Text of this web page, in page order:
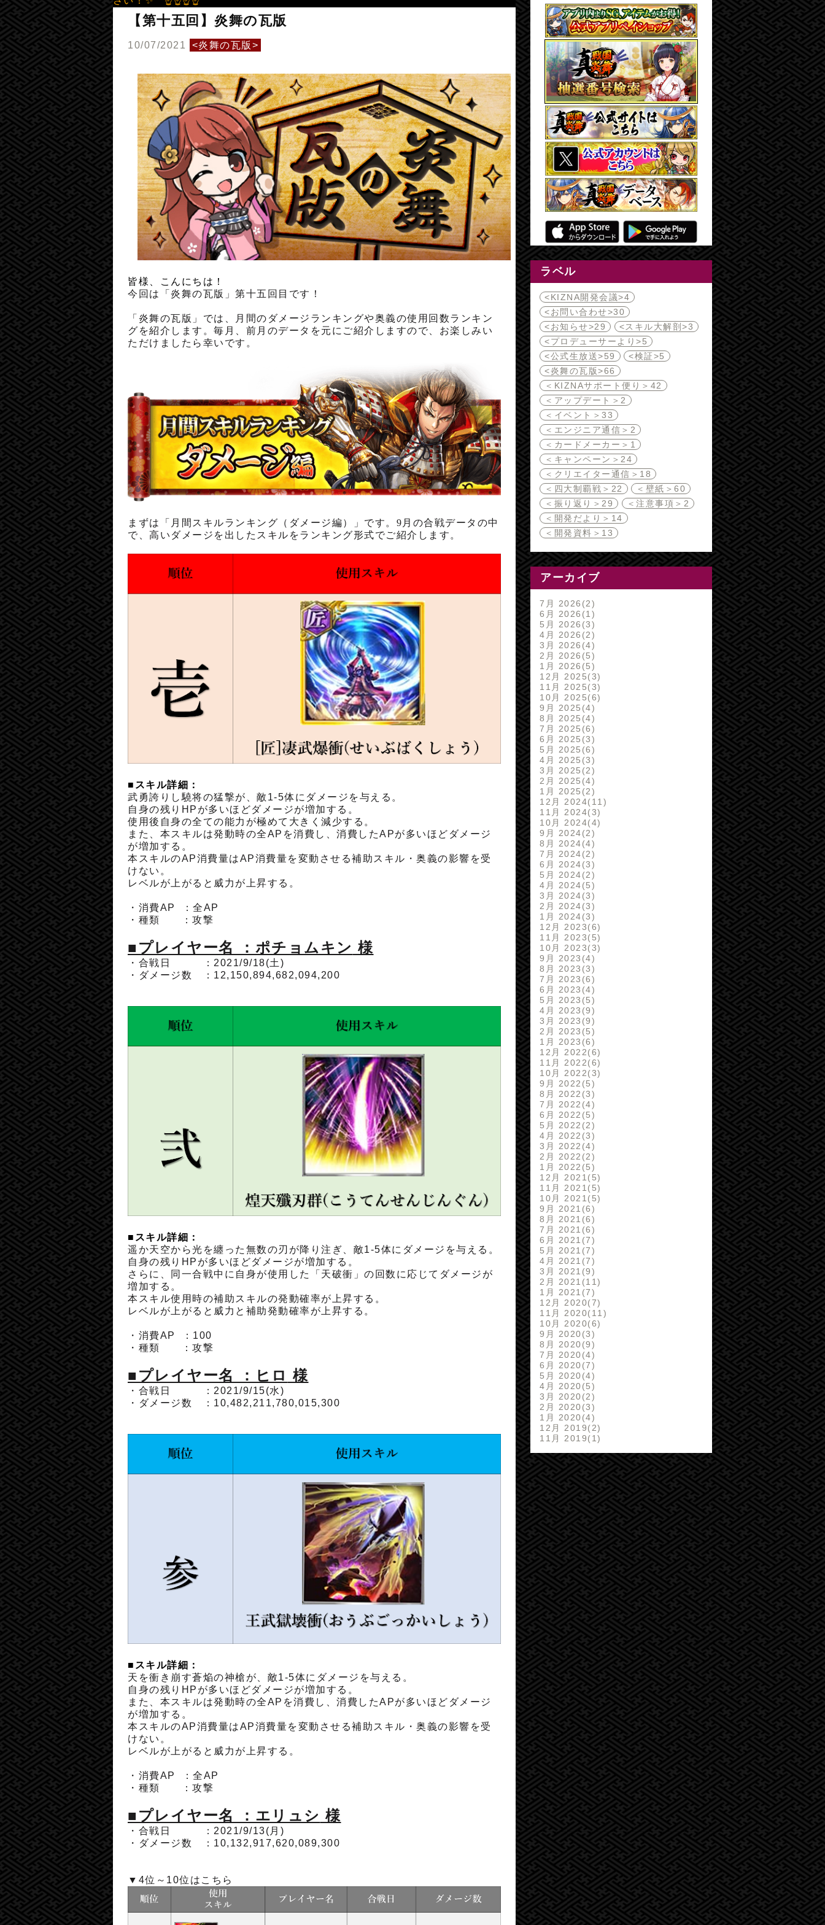
【第十五回】炎舞の瓦版
10/07/2021 <炎舞の瓦版>
皆様、こんにちは！
今回は「炎舞の瓦版」第十五回目です！
「炎舞の瓦版」では、月間のダメージランキングや奥義の使用回数ランキン
グを紹介します。 毎月、前月のデータを元にご紹介しますので、お楽しみい
ただけましたら幸いです。
まずは「月間スキルランキング（ダメージ編）」です。9月の合戦データの中
で、高いダメージを出したスキルをランキング形式でご紹介します。
■スキル詳細：
武勇誇りし驍将の猛撃が、敵1-5体にダメージを与える。
自身の残りHPが多いほどダメージが増加する。
使用後自身の全ての能力が極めて大きく減少する。
また、本スキルは発動時の全APを消費し、消費したAPが多いほどダメージ
が増加する。
本スキルのAP消費量はAP消費量を変動させる補助スキル・奥義の影響を受
けない。
レベルが上がると威力が上昇する。
・消費AP ： 全AP
・種類 ：攻撃
■プレイヤー名 ：ポチョムキン 様
・合戦日 ：2021/9/18(土)
・ダメージ数 ： 12,150,894,682,094,200
■スキル詳細：
遥か天空から光を纏った無数の刃が降り注ぎ、敵1-5体にダメージを与える。
自身の残りHPが多いほどダメージが増加する。
さらに、同一合戦中に自身が使用した「天破衝」の回数に応じてダメージが
増加する。
本スキル使用時の補助スキルの発動確率が上昇する。
レベルが上がると威力と補助発動確率が上昇する。
・消費AP ： 100
・種類 ：攻撃
■プレイヤー名 ：ヒロ 様
・合戦日 ：2021/9/15(水)
・ダメージ数 ： 10,482,211,780,015,300
■スキル詳細：
天を衝き崩す蒼焔の神槍が、敵1-5体にダメージを与える。
自身の残りHPが多いほどダメージが増加する。
また、本スキルは発動時の全APを消費し、消費したAPが多いほどダメージ
が増加する。
本スキルのAP消費量はAP消費量を変動させる補助スキル・奥義の影響を受
けない。
レベルが上がると威力が上昇する。
・消費AP ： 全AP
・種類 ： 攻撃
■プレイヤー名 ：エリュシ 様
・合戦日 ：2021/9/13(月)
・ダメージ数 ： 10,132,917,620,089,300
▼4位～10位はこちら
ラベル
<KIZNA開発会議>4
<お問い合わせ>30
<お知らせ>29 <スキル大解剖>3
<プロデューサーより>5
<公式生放送>59 <検証>5
<炎舞の瓦版>66
＜KIZNAサポート便り＞ 42
＜アップデート＞ 2
＜イベント＞ 33
＜エンジニア通信＞ 2
＜カードメーカー＞ 1
＜キャンペーン＞ 24
＜クリエイター通信＞ 18
＜四大制覇戦＞ 22 ＜壁紙＞ 60
＜振り返り＞ 29 ＜注意事項＞ 2
＜開発だより＞ 14
＜開発資料＞ 13
アーカイブ
7月 2026
2
6月 2026
1
5月 2026 3
4月 2026
2
3月 2026 4
2月 2026
5
1月 2026
5
12月 2025 3
11月 2025 3
10月 2025 6
9月 2025 4
8月 2025 4
7月 2025 6
6月 2025 3
5月 2025 6
4月 2025 3
3月 2025
2
2月 2025 4
1月 2025
2
12月 2024 11
11月 2024 3
10月 2024 4
9月 2024 2
8月 2024 4
7月 2024 2
6月 2024 3
5月 2024 2
4月 2024 5
3月 2024 3
2月 2024 3
1月 2024 3
12月 2023 6
11月 2023
5
10月 2023 3
9月 2023 4
8月 2023 3
7月 2023 6
6月 2023 4
5月 2023
5
4月 2023 9
3月 2023 9
2月 2023
5
1月 2023 6
12月 2022 6
11月 2022 6
10月 2022 3
9月 2022
5
8月 2022 3
7月 2022 4
6月 2022
5
5月 2022
2
4月 2022 3
3月 2022 4
2月 2022
2
1月 2022
5
12月 2021
5
11月 2021
5
10月 2021
5
9月 2021
6
8月 2021
6
7月 2021
6
6月 2021
7
5月 2021
7
4月 2021
7
3月 2021
9
2月 2021
11
1月 2021
7
12月 2020 7
11月 2020 11
10月 2020 6
9月 2020 3
8月 2020 9
7月 2020 4
6月 2020 7
5月 2020 4
4月 2020 5
3月 2020 2
2月 2020 3
1月 2020 4
12月 2019
2
11月 2019
1